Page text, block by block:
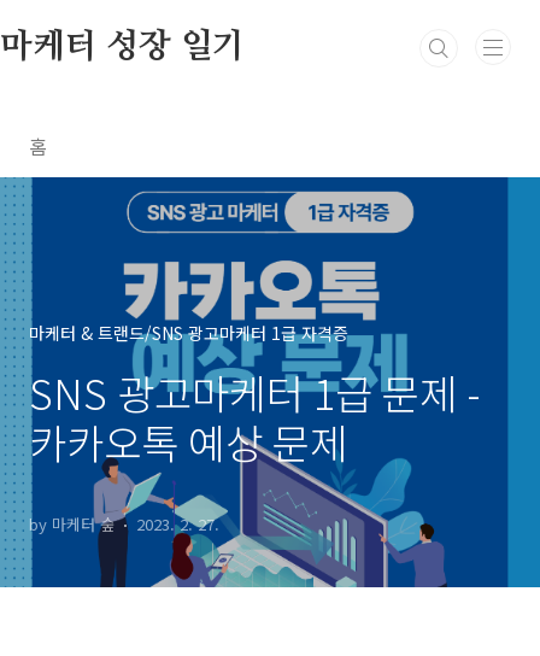
마케터 성장 일기
홈
마케터 & 트랜드/SNS 광고마케터 1급 자격증
SNS 광고마케터 1급 문제 -
카카오톡 예상 문제
by 마케터 숲 2023. 2. 27.